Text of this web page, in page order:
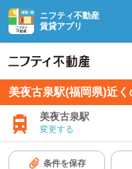
ニフティ不動産
賃貸アプリ
美夜古泉駅(福岡県)近
美夜古泉駅
変更する
条件を保存